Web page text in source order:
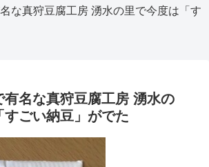
な真狩豆腐工房 湧水の里で今度は「す
有名な真狩豆腐工房 湧水の
すごい納豆」がでた